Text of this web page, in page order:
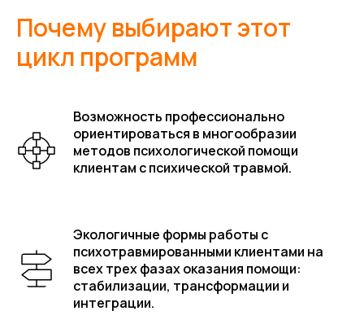
Почему выбирают этот
цикл программ
Возможность профессионально
ориентироваться в многообразии
методов психологической помощи
клиентам с психической травмой.
Экологичные формы работы с
психотравмированными клиентами на
всех трех фазах оказания помощи:
стабилизации, трансформации и
интеграции.